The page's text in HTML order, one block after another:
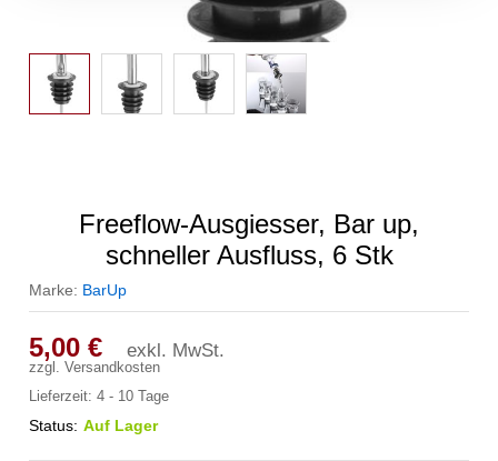
Freeflow-Ausgiesser, Bar up,
schneller Ausfluss, 6 Stk
Marke: BarUp
5,00€ exkl. MwSt.
zzgl.Versandkosten
Lieferzeit:4 - 10 Tage
Status: Auf Lager